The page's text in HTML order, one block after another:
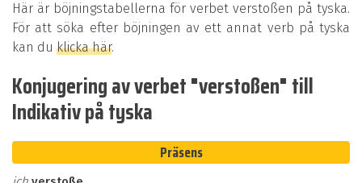
Här är böjningstabellerna för verbet verstoßen på tyska.
För att söka efter böjningen av ett annat verb på tyska
kan du klicka här.
Konjugering av verbet "verstoßen" till
Indikativ på tyska
Präsens